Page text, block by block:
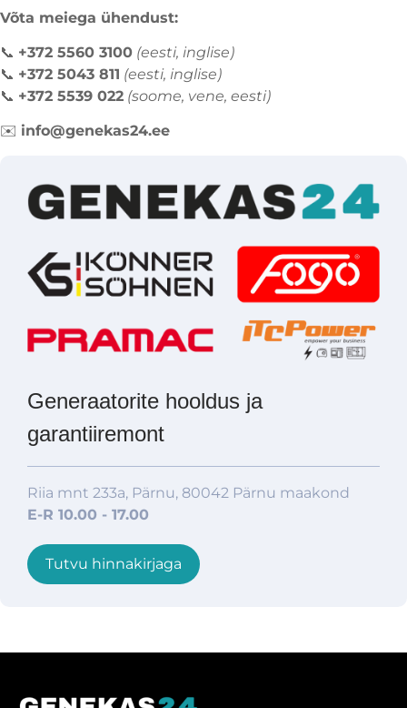
Võta meiega ühendust:
📞 +372 5560 3100 (eesti, inglise)
📞 +372 5043 811 (eesti, inglise)
📞 +372 5539 022 (soome, vene, eesti)
✉️ info@genekas24.ee
Generaatorite hooldus ja
garantiiremont
Riia mnt 233a, Pärnu, 80042 Pärnu maakond
E-R 10.00 - 17.00
Tutvu hinnakirjaga